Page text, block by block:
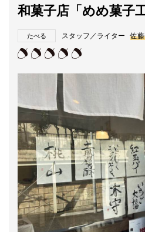
和菓子店「めめ菓子工
たべる スタッフ／ライター 佐